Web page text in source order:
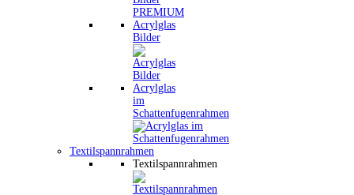
Acrylglas
Bilder
Acrylglas
im
Schattenfugenrahmen
Textilspannrahmen
Textilspannrahmen